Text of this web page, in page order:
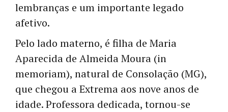
lembranças e um importante legado
afetivo.
Pelo lado materno, é filha de Maria
Aparecida de Almeida Moura (in
memoriam), natural de Consolação (MG),
que chegou a Extrema aos nove anos de
idade. Professora dedicada, tornou-se